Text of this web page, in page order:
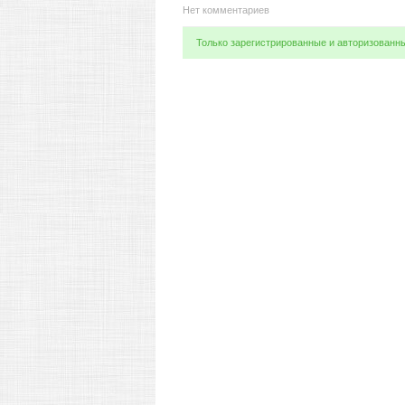
Нет комментариев
Только зарегистрированные и